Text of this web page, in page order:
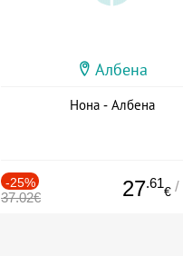
Албена
Нона - Албена
-25%
37.02€ 27.61
€ /